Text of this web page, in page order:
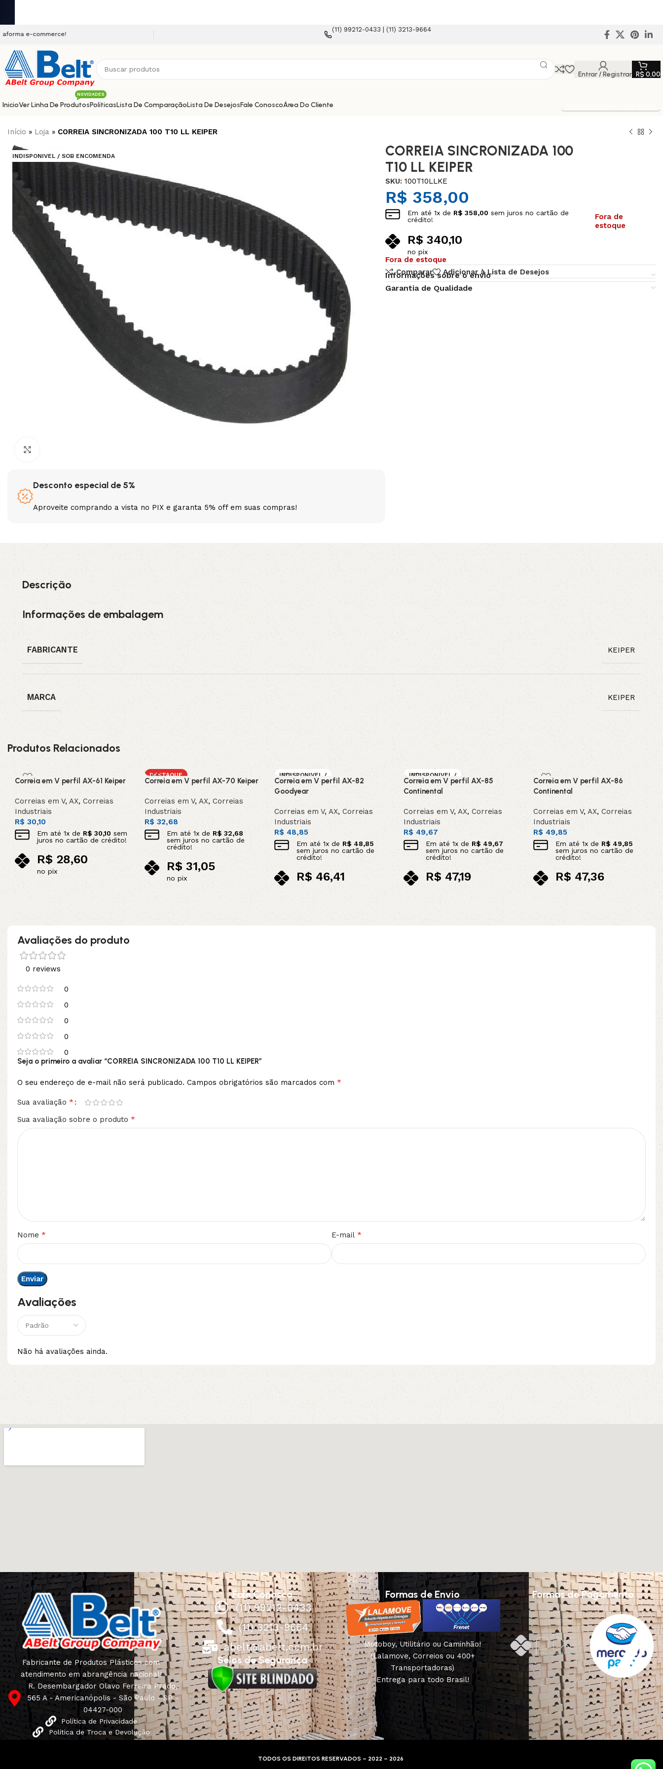
(11) 99212-0433 | (11) 3213-9664
Entrar / Registrar R$ 0,00
InicioVer Linha De Produtos
NOVIDADES
A
PL SPA SPB SPC SPZ
XPA XPB XPZ ZX
PolíticasLista De ComparaçãoLista De DesejosFale ConoscoÁrea Do Cliente
Início » Loja » CORREIA SINCRONIZADA 100 T10 LL KEIPER
INDISPONIVEL / SOB ENCOMENDA
Desconto especial de 5%
Aproveite comprando a vista no PIX e garanta 5% off em suas compras!
CORREIA SINCRONIZADA 100
T10 LL KEIPER
SKU:100T10LLKE
R$ 358,00
Em até1x de R$ 358,00 sem juros no cartão de
crédito!
R$ 340,10
no pix
Fora de
estoque
Fora de estoque
Comparar
Adicionar à Lista de Desejos
Informações sobre o envio
Garantia de Qualidade
Descrição
Informações de embalagem
FABRICANTE KEIPER
MARCA KEIPER
Produtos Relacionados
Correia em V perfil AX-61 Keiper
Correias em V, AX,Correias
Industriais
R$30,10
Em até1x de R$30,10 sem
juros no cartão de crédito!
R$28,60
no pix
Adicionar ao carrinho
DESTAQUE
Correia em V perfil AX-70 Keiper
Correias em V, AX, Correias
Industriais
R$ 32,68
Em até 1x de R$ 32,68
sem juros no cartão de
crédito!
R$31,05
no pix
Adicionar ao carrinho
INDISPONIVEL /
SOB ENCOMEN
DA
Correia em V perfil AX-82
Goodyear
Correias em V, AX, Correias
Industriais
R$ 48,85
Em até 1x de R$ 48,85
sem juros no cartão de
crédito!
R$46,41
no pix
Leia mais
INDISPONIVEL /
SOB ENCOMEN
DA
Correia em V perfil AX-85
Continental
Correias em V,AX,Correias
Industriais
R$49,67
Em até1x deR$ 49,67
sem juros no cartão de
crédito!
R$47,19
no pix
Leia mais
Correia em V perfil AX-86
Continental
Correias em V,AX,Correias
Industriais
R$ 49,85
Em até1x deR$ 49,85
sem juros no cartão de
crédito!
R$ 47,36
no pix
Adicionar ao carrinho
Avaliações do produto
0 reviews
0
0
0
0
0
Avaliações
Não há avaliações ainda.
Seja o primeiro a avaliar “CORREIA SINCRONIZADA 100 T10 LL KEIPER”
O seu endereço de e-mail não será publicado. Campos obrigatórios são marcados com *
Sua avaliação *
Sua avaliação sobre o produto *
Nome * E-mail *
Fabricante de Produtos Plásticos com
atendimento em abrangência nacional!
R. Desembargador Olavo Ferreira Prado,
565 A - Americanópolis - São Paulo - SP -
04427-000
Política de Privacidade
Política de Troca e Devolução
Fale Conosco
(11) 99212-0433
(11) 3213-9664
abelt@abelt.com.br
Selos de Segurança
Formas de Envio
Motoboy, Utilitário ou Caminhão!
(Lalamove, Correios ou 400+
Transportadoras)
Entrega para todo Brasil!
Formas de Pagamento
TODOS OS DIREITOS RESERVADOS – 2022 – 2026